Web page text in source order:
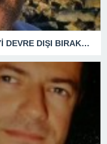
BASKIN BİR SEÇİMLE “YENİ PARTİ”Yİ DEVRE DIŞI BIRAKMAK İÇİN DÜĞMEYE Mİ BASILDI?